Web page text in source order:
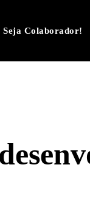
Seja Colaborador!